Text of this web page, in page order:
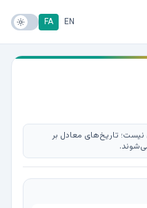
EN
FA
تاریخ‌های معادل بر